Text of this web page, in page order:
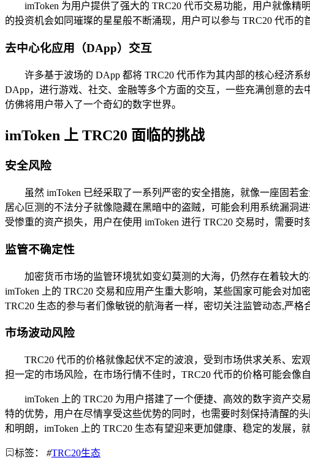
imToken 为用户提供了强大的 TRC20 代币交易功能，用户就像
的投资机会如同璀璨的星星般不断涌现，用户可以参与 TRC20 代币
去中心化应用（DApp）交互
许多基于波场的 DApp 都将 TRC20 代币作为其内部的核心经济
DApp，进行游戏、社交、金融等多个方面的交互，一些充满创意的
仿佛将用户带入了一个奇幻的数字世界。
imToken 上 TRC20 面临的挑战
安全风险
虽然 imToken 已经采取了一系列严密的安全措施，就像一座固若
居心叵测的不法分子就像隐藏在黑暗中的盗贼，可能会利用系统漏洞
受惨重的资产损失，用户在使用 imToken 进行 TRC20 交易时，需要
监管不确定性
加密货币市场的监管环境犹如变幻莫测的大海，仍然存在着较大
imToken 上的 TRC20 交易和应用产生重大影响，某些国家可能会对
TRC20 生态的参与者们像敏锐的航海者一样，密切关注监管动态,严格
市场波动风险
TRC20 代币的价格就像起伏不定的波浪，受到市场供求关系、
担一定的市场风险，在市场行情不佳时，TRC20 代币的价格可能会像
imToken 上的 TRC20 为用户搭建了一个便捷、高效的数字资产
特的优势，用户在尽情享受这些优势的同时，也需要时刻保持清醒的
和明朗，imToken 上的 TRC20 生态有望迎来更加健康、稳定的发展
标签： #TRC20生态